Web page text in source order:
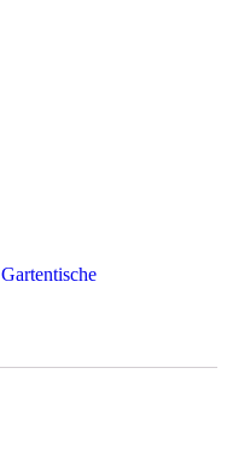
Gartentische